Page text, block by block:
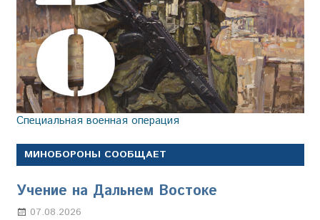
Специальная военная операция
МИНОБОРОНЫ СООБЩАЕТ
Учение на Дальнем Востоке
07.08.2026